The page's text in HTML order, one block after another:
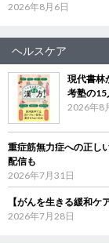
2026年8月6日
ヘルスケア
現代書林
考塾の15
2026年8
重症筋無力症への正し
配信も
2026年7月31日
【がんを生きる緩和
2026年7月28日